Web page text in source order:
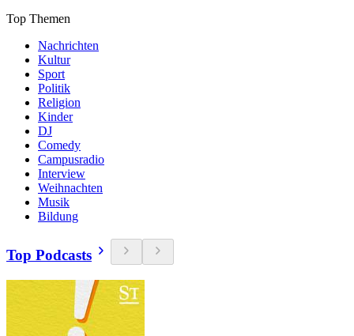
Top Themen
Nachrichten
Kultur
Sport
Politik
Religion
Kinder
DJ
Comedy
Campusradio
Interview
Weihnachten
Musik
Bildung
Top Podcasts